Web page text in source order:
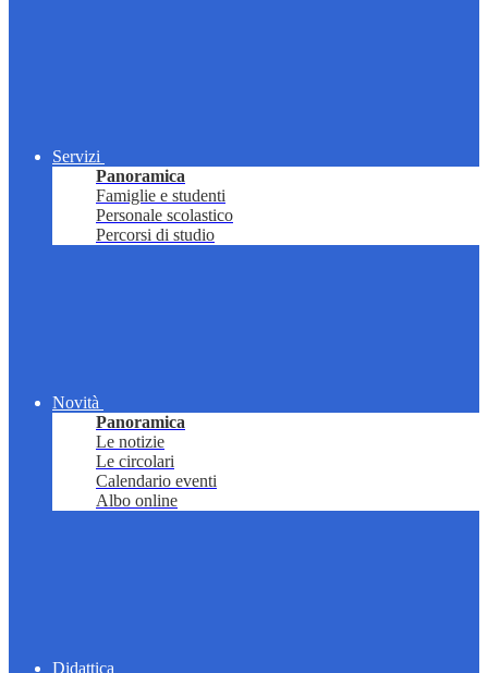
Servizi
Panoramica
Famiglie e studenti
Personale scolastico
Percorsi di studio
Novità
Panoramica
Le notizie
Le circolari
Calendario eventi
Albo online
Didattica